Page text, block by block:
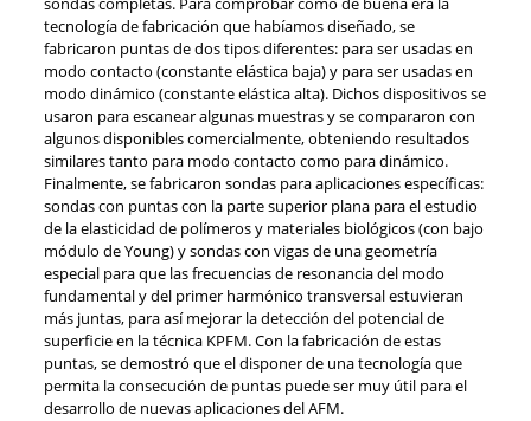
tecnología de fabricación que habíamos diseñado, se
fabricaron puntas de dos tipos diferentes: para ser usadas en
modo contacto (constante elástica baja) y para ser usadas en
modo dinámico (constante elástica alta). Dichos dispositivos se
usaron para escanear algunas muestras y se compararon con
algunos disponibles comercialmente, obteniendo resultados
similares tanto para modo contacto como para dinámico.
Finalmente, se fabricaron sondas para aplicaciones específicas:
sondas con puntas con la parte superior plana para el estudio
de la elasticidad de polímeros y materiales biológicos (con bajo
módulo de Young) y sondas con vigas de una geometría
especial para que las frecuencias de resonancia del modo
fundamental y del primer harmónico transversal estuvieran
más juntas, para así mejorar la detección del potencial de
superficie en la técnica KPFM. Con la fabricación de estas
puntas, se demostró que el disponer de una tecnología que
permita la consecución de puntas puede ser muy útil para el
desarrollo de nuevas aplicaciones del AFM.